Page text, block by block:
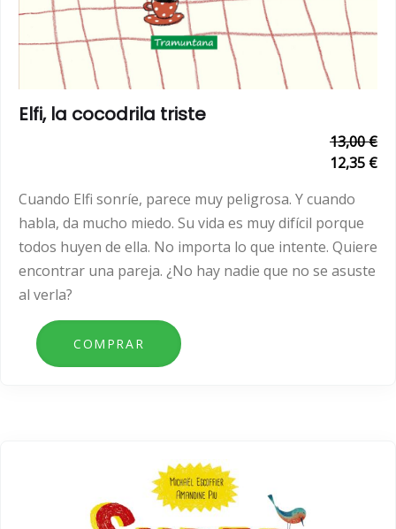
Elfi, la cocodrila triste
13,00 €
12,35 €
Cuando Elfi sonríe, parece muy peligrosa. Y cuando
habla, da mucho miedo. Su vida es muy difícil porque
todos huyen de ella. No importa lo que intente. Quiere
encontrar una pareja. ¿No hay nadie que no se asuste
al verla?